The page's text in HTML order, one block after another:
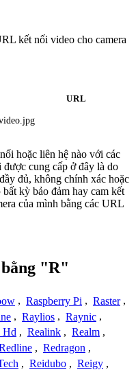
kết nối video cho camera
URL
hoặc liên hệ nào với các
cung cấp ở đây là do
đủ, không chính xác hoặc
kỳ bảo đảm hay cam kết
của mình bằng các URL
bằng "R"
, Raspberry Pi , Raster ,
, Raylios , Raynic ,
Hd , Realink , Realm ,
, Redragon ,
, Reidubo , Reigy ,